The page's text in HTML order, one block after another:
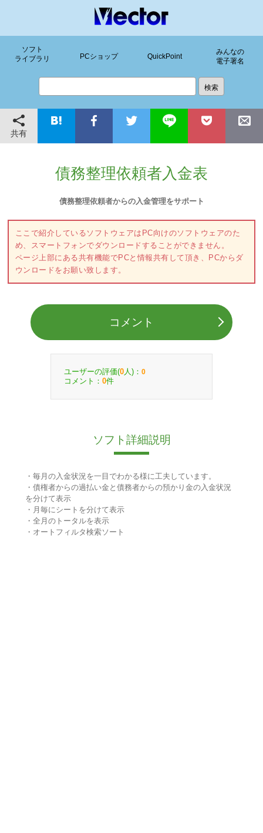
ソフト
ライブラリ
PCショップ QuickPoint
みんなの
電子署名
共有
債務整理依頼者入金表
債務整理依頼者からの入金管理をサポート
ここで紹介しているソフトウェアはPC向けのソフトウェアのた
め、スマートフォンでダウンロードすることができません。
ページ上部にある共有機能でPCと情報共有して頂き、PCからダ
ウンロードをお願い致します。
コメント
ユーザーの評価(0 人)： 0
コメント： 0件
ソフト詳細説明
・毎月の入金状況を一目でわかる様に工夫しています。
・債権者からの過払い金と債務者からの預かり金の入金状況
を分けて表示
・月毎にシートを分けて表示
・全月のトータルを表示
・オートフィルタ検索ソート